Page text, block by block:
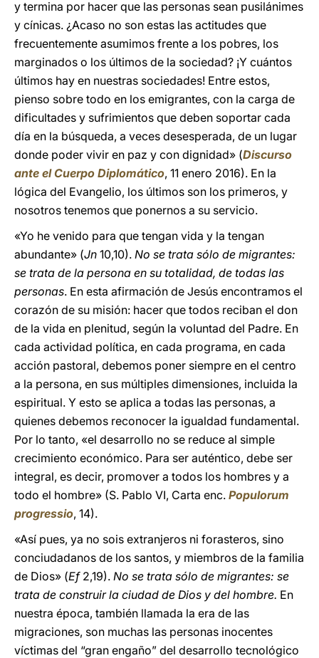
y termina por hacer que las personas sean pusilánimes
y cínicas. ¿Acaso no son estas las actitudes que
frecuentemente asumimos frente a los pobres, los
marginados o los últimos de la sociedad? ¡Y cuántos
últimos hay en nuestras sociedades! Entre estos,
pienso sobre todo en los emigrantes, con la carga de
dificultades y sufrimientos que deben soportar cada
día en la búsqueda, a veces desesperada, de un lugar
donde poder vivir en paz y con dignidad» (Discurso
ante el Cuerpo Diplomático, 11 enero 2016). En la
lógica del Evangelio, los últimos son los primeros, y
nosotros tenemos que ponernos a su servicio.
«Yo he venido para que tengan vida y la tengan
abundante» (Jn 10,10). No se trata sólo de migrantes:
se trata de la persona en su totalidad, de todas las
personas. En esta afirmación de Jesús encontramos el
corazón de su misión: hacer que todos reciban el don
de la vida en plenitud, según la voluntad del Padre. En
cada actividad política, en cada programa, en cada
acción pastoral, debemos poner siempre en el centro
a la persona, en sus múltiples dimensiones, incluida la
espiritual. Y esto se aplica a todas las personas, a
quienes debemos reconocer la igualdad fundamental.
Por lo tanto, «el desarrollo no se reduce al simple
crecimiento económico. Para ser auténtico, debe ser
integral, es decir, promover a todos los hombres y a
todo el hombre» (S. Pablo VI, Carta enc. Populorum
progressio, 14).
«Así pues, ya no sois extranjeros ni forasteros, sino
conciudadanos de los santos, y miembros de la familia
de Dios» (Ef2,19). No se trata sólo de migrantes: se
trata de construir la ciudad de Dios y del hombre. En
nuestra época, también llamada la era de las
migraciones, son muchas las personas inocentes
víctimas del “gran engaño” del desarrollo tecnológico